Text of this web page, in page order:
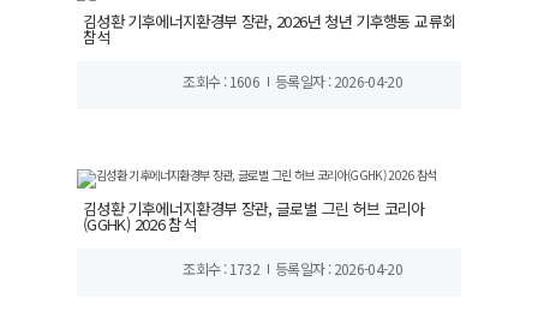
김성환 기후에너지환경부 장관, 2026년 청년 기후행동 교류회
참석
조회수 : 1606 등록일자 : 2026-04-20
김성환 기후에너지환경부 장관, 글로벌 그린 허브 코리아
(GGHK) 2026 참석
조회수 : 1732 등록일자 : 2026-04-20